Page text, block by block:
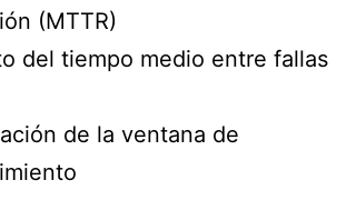
(MTTR)
del tiempo medio entre fallas
de la ventana de